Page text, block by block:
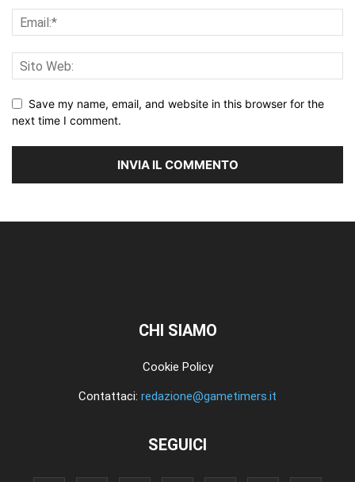
Save my name, email, and website in this browser for the
next time I comment.
CHI SIAMO
Cookie Policy
Contattaci: redazione@gametimers.it
SEGUICI